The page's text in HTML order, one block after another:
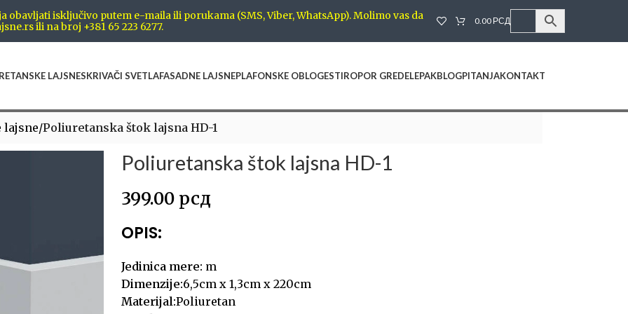
isključivo putem e-maila ili porukama (SMS, Viber, WhatsApp). Molimo vas da
ili na broj +381 65 223 6277.
0.00 РСД
LAJSNESKRIVAČI SVETLAFASADNE LAJSNEPLAFONSKE OBLOGESTIROPOR GREDELEPAKBLOGPITANJAKONTAKT
lajsne/Poliuretanska štok lajsna HD-1
Poliuretanska štok lajsna HD-1
399.00 рсд
OPIS:
Jedinica mere: m
Dimenzije:6,5cm x 1,3cm x 220cm
Materijal:Poliuretan